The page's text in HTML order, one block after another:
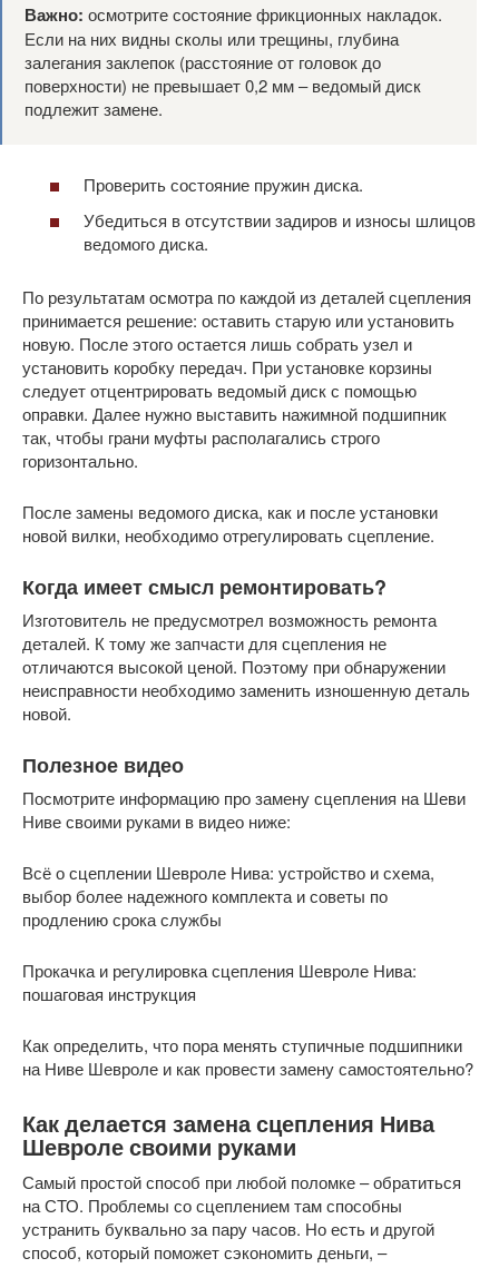
Важно: осмотрите состояние фрикционных накладок.
Если на них видны сколы или трещины, глубина
залегания заклепок (расстояние от головок до
поверхности) не превышает 0,2 мм – ведомый диск
подлежит замене.
Проверить состояние пружин диска.
Убедиться в отсутствии задиров и износы шлицов
ведомого диска.
По результатам осмотра по каждой из деталей сцепления
принимается решение: оставить старую или установить
новую. После этого остается лишь собрать узел и
установить коробку передач. При установке корзины
следует отцентрировать ведомый диск с помощью
оправки. Далее нужно выставить нажимной подшипник
так, чтобы грани муфты располагались строго
горизонтально.
После замены ведомого диска, как и после установки
новой вилки, необходимо отрегулировать сцепление.
Когда имеет смысл ремонтировать?
Изготовитель не предусмотрел возможность ремонта
деталей. К тому же запчасти для сцепления не
отличаются высокой ценой. Поэтому при обнаружении
неисправности необходимо заменить изношенную деталь
новой.
Полезное видео
Посмотрите информацию про замену сцепления на Шеви
Ниве своими руками в видео ниже:
Всё о сцеплении Шевроле Нива: устройство и схема,
выбор более надежного комплекта и советы по
продлению срока службы
Прокачка и регулировка сцепления Шевроле Нива:
пошаговая инструкция
Как определить, что пора менять ступичные подшипники
на Ниве Шевроле и как провести замену самостоятельно?
Как делается замена сцепления Нива
Шевроле своими руками
Самый простой способ при любой поломке – обратиться
на СТО. Проблемы со сцеплением там способны
устранить буквально за пару часов. Но есть и другой
способ, который поможет сэкономить деньги, –